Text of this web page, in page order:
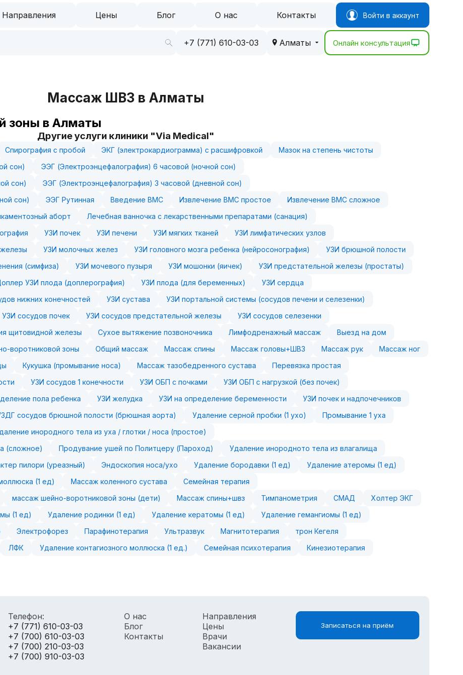
Направления Цены Блог О нас Контакты Войти в аккаунт
+7 (771) 610-03-03 Алматы Онлайн консультация
Массаж ШВЗ в Алматы
зоны в Алматы
Другие услуги клиники "Via Medical"
Спирография с пробой ЭКГ (электрокардиограмма) с расшифровкой
Мазок на степень чистоты
сон)
ЭЭГ (Электроэнцефалография) 6 часовой (ночной сон)
сон)
ЭЭГ (Электроэнцефалография) 3 часовой (дневной сон)
сон)
ЭЭГ Рутинная Введение ВМС Извлечение ВМС простое
Извлечение ВМС сложное
аборт
Лечебная ванночка с лекарственными препаратами (санация)
УЗИ почек УЗИ печени УЗИ мягких тканей
УЗИ лимфатических узлов
УЗИ молочных желез УЗИ головного мозга ребенка (нейросонография)
УЗИ брюшной полости
(симфиза) УЗИ мочевого пузыря УЗИ мошонки (яичек)
УЗИ предстательной железы (простаты)
УЗИ плода (доплерография) УЗИ плода (для беременных)
УЗИ сердца
нижних конечностей УЗИ сустава
УЗИ портальной системы (сосудов печени и селезенки)
УЗИ сосудов почек УЗИ сосудов предстательной железы
УЗИ сосудов селезенки
щитовидной железы Сухое вытяжение позвоночника Лимфодренажный массаж
Выезд на дом
воротниковой зоны Общий массаж Массаж спины Массаж головы+ШВЗ Массаж рук
Массаж ног
Кукушка (промывание носа) Массаж тазобедренного сустава
Перевязка простая
УЗИ сосудов 1 конечности УЗИ ОБП с почками
УЗИ ОБП с нагрузкой (без почек)
пола ребенка УЗИ желудка УЗИ на определение беременности
УЗИ почек и надпочечников
сосудов брюшной полости (брюшная аорта) Удаление серной пробки (1 ухо)
Промывание 1 уха
инородного тела из уха / глотки / носа (простое)
(сложное)
Продувание ушей по Политцеру (Пароход)
Удаление инородното тела из влагалища
пилори (уреазный) Эндоскопия носа/ухо Удаление бородавки (1 ед)
Удаление атеромы (1 ед)
(1 ед) Массаж коленного сустава
Семейная терапия
массаж шейно-воротниковой зоны (дети) Массаж спины+швз Тимпанометрия СМАД
Холтер ЭКГ
(1 ед) Удаление родинки (1 ед) Удаление кератомы (1 ед)
Удаление гемангиомы (1 ед)
Электрофорез Парафинотерапия Ультразвук Магнитотерапия
трон Кегеля
ЛФК Удаление контагиозного моллюска (1 ед.) Семейная психотерапия Кинезиотерапия
Телефон:
+7 (771) 610-03-03
+7 (700) 610-03-03
+7 (700) 210-03-03
+7 (700) 910-03-03
О нас
Блог
Контакты
Направления
Цены
Врачи
Вакансии
Записаться на приём